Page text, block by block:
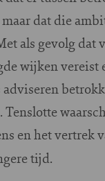
dat die
als gevolg dat
wijken vereist
adviseren
Tenslotte
en het vertrek
tijd.